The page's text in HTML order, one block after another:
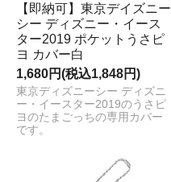
【即納可】東京デイズニー
シー ディズニー・イース
ター2019 ポケットうさピ
ヨ カバー白
1,680円(税込1,848円)
東京ディズニーシー ディズニ
ー・イースター2019のうさピ
ヨのたまごっちの専用カバー
です。